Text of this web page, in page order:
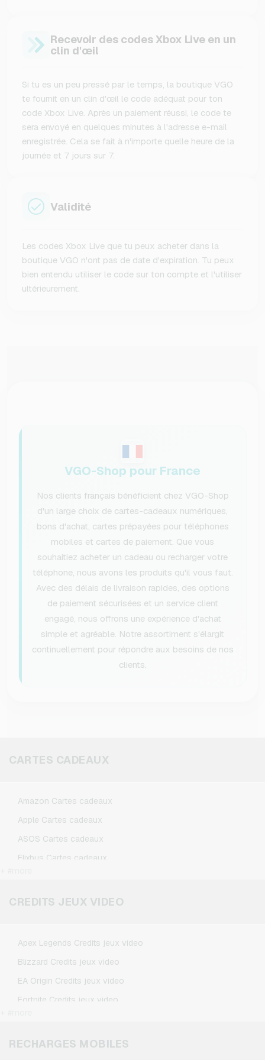
Recevoir des codes Xbox Live en un
clin d'œil
Si tu es un peu pressé par le temps, la boutique VGO
te fournit en un clin d'œil le code adéquat pour ton
code Xbox Live. Après un paiement réussi, le code te
sera envoyé en quelques minutes à l'adresse e-mail
enregistrée. Cela se fait à n'importe quelle heure de la
journée et 7 jours sur 7.
Validité
Les codes Xbox Live que tu peux acheter dans la
boutique VGO n'ont pas de date d'expiration. Tu peux
bien entendu utiliser le code sur ton compte et l'utiliser
ultérieurement.
VGO-Shop pour France
Nos clients français bénéficient chez VGO-Shop
d'un large choix de cartes-cadeaux numériques,
bons d'achat, cartes prépayées pour téléphones
mobiles et cartes de paiement. Que vous
souhaitiez acheter un cadeau ou recharger votre
téléphone, nous avons les produits qu'il vous faut.
Avec des délais de livraison rapides, des options
de paiement sécurisées et un service client
engagé, nous offrons une expérience d'achat
simple et agréable. Notre assortiment s'élargit
continuellement pour répondre aux besoins de nos
clients.
CARTES CADEAUX
Amazon Cartes cadeaux
Apple Cartes cadeaux
ASOS Cartes cadeaux
Flixbus Cartes cadeaux
Google Play Cartes cadeaux
Zalando Cartes cadeaux
CREDITS JEUX VIDEO
Apex Legends Credits jeux video
Blizzard Credits jeux video
EA Origin Credits jeux video
Fortnite Credits jeux video
Minecraft Credits jeux video
RECHARGES MOBILES